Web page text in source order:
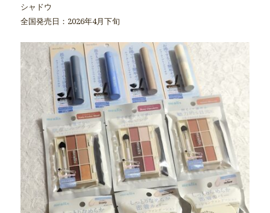
シャドウ
全国発売日：2026年4月下旬